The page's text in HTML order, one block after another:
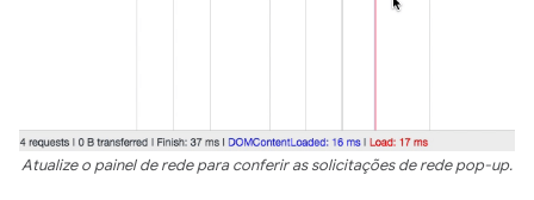
Atualize o painel de rede para conferir as solicitações de rede pop-up.